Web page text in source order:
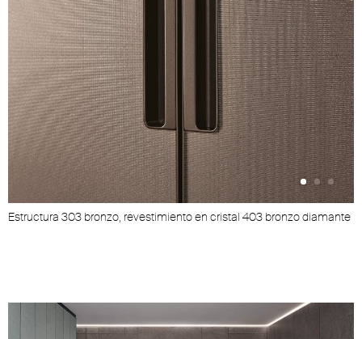
Estructura 303 bronzo, revestimiento en cristal 403 bronzo diamante